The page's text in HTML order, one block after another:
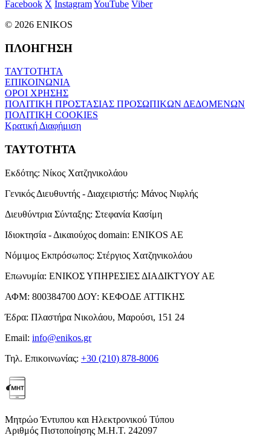
Facebook X InstagramYouTube Viber
© 2026 ENIKOS
ΠΛΟΗΓΗΣΗ
ΤΑΥΤΟΤΗΤΑ
ΕΠΙΚΟΙΝΩΝΙΑ
ΟΡΟΙ ΧΡΗΣΗΣ
ΠΟΛΙΤΙΚΗ ΠΡΟΣΤΑΣΙΑΣ ΠΡΟΣΩΠΙΚΩΝ ΔΕΔΟΜΕΝΩΝ
ΠΟΛΙΤΙΚΗ COOKIES
Κρατική Διαφήμιση
ΤΑΥΤΟΤΗΤΑ
Εκδότης: Νίκος Χατζηνικολάου
Γενικός Διευθυντής - Διαχειριστής: Μάνος Νιφλής
Διευθύντρια Σύνταξης: Στεφανία Κασίμη
Ιδιοκτησία - Δικαιούχος domain: ENIKOS AE
Νόμιμος Εκπρόσωπος: Στέργιος Χατζηνικολάου
Επωνυμία: ΕΝΙΚΟΣ ΥΠΗΡΕΣΙΕΣ ΔΙΑΔΙΚΤΥΟΥ ΑΕ
ΑΦΜ: 800384700 ΔΟΥ: ΚΕΦΟΔΕ ΑΤΤΙΚΗΣ
Έδρα: Πλαστήρα Νικολάου, Μαρούσι, 151 24
Email: info@enikos.gr
Τηλ. Επικοινωνίας: +30 (210) 878-8006
Μητρώο Έντυπου και Ηλεκτρονικού Τύπου
Αριθμός Πιστοποίησης Μ.Η.Τ. 242097